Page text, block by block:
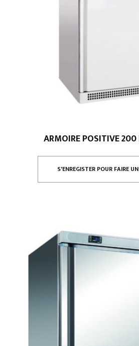
ARMOIRE POSITIVE 200
S'ENREGISTER POUR FAIRE